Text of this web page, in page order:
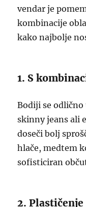
vendar je
kombinacije
kako najbolje
1. S
Bodiji se
skinny jeans ali
doseči bolj
hlače, medtem
sofisticiran
2. Plastičenje